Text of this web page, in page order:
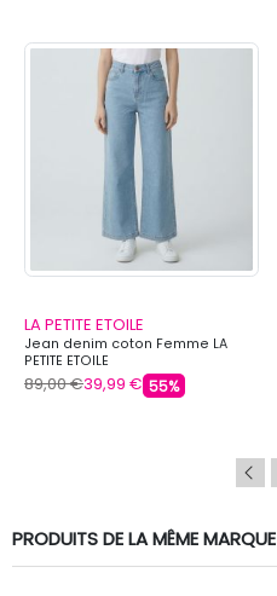
LA PETITE ETOILE
Jean denim coton Femme LA
PETITE ETOILE
89,00 €39,99 € 55%
PRODUITS DE LA MÊME MARQUE